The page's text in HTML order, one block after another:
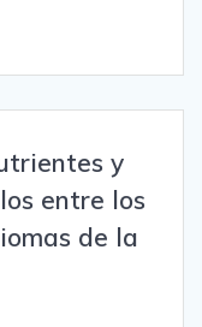
y
entre los
de la